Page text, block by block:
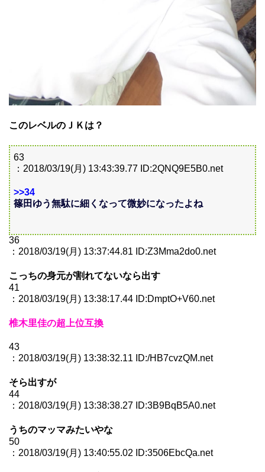
このレベルのＪＫは？
63
：2018/03/19(月) 13:43:39.77 ID:2QNQ9E5B0.net
>>34
篠田ゆう無駄に細くなって微妙になったよね
36
：2018/03/19(月) 13:37:44.81 ID:Z3Mma2do0.net
こっちの身元が割れてないなら出す
41
：2018/03/19(月) 13:38:17.44 ID:DmptO+V60.net
椎木里佳の超上位互換
43
：2018/03/19(月) 13:38:32.11 ID:/HB7cvzQM.net
そら出すが
44
：2018/03/19(月) 13:38:38.27 ID:3B9BqB5A0.net
うちのマッマみたいやな
50
：2018/03/19(月) 13:40:55.02 ID:3506EbcQa.net